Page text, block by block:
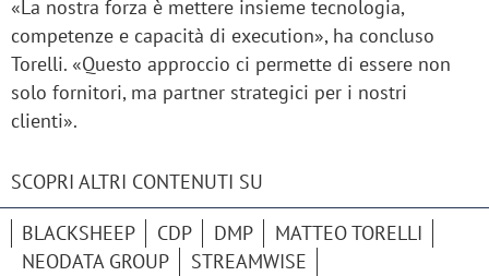
«La nostra forza è mettere insieme tecnologia,
competenze e capacità di execution», ha concluso
Torelli. «Questo approccio ci permette di essere non
solo fornitori, ma partner strategici per i nostri
clienti».
SCOPRI ALTRI CONTENUTI SU
BLACKSHEEP CDP DMP
MATTEO TORELLI
NEODATA GROUP
STREAMWISE